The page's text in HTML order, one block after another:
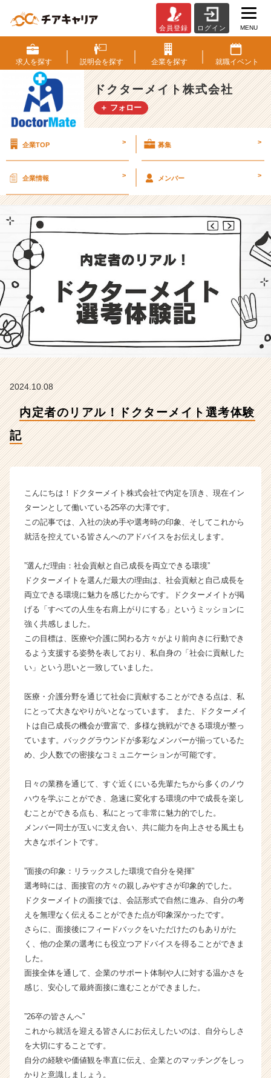
定
者
の
リ
ア
ル！
ー
ト
体
記
ク
タ
ー
の
ラ
ン】
ベ
ン
チ
ー・
成
長
企
ら
ス
カ
ト
が
届
く
就
活
イ
ト
チ
ア
キ
ア
（C
h
e
r
C
r
e
会員登録 ログイン MENU
求人を探す 説明会を探す 企業を探す 就職イベント
ドクターメイト株式会社
＋ フォロー
企業TOP > 募集 >
企業情報 > メンバー >
2024.10.08
内定者のリアル！ドクターメイト選考体験
記
こんにちは！ドクターメイト株式会社で内定を頂き、現在イン
ターンとして働いている25卒の大澤です。
この記事では、入社の決め手や選考時の印象、そしてこれから
就活を控えている皆さんへのアドバイスをお伝えします。
”選んだ理由：社会貢献と自己成長を両立できる環境”
ドクターメイトを選んだ最大の理由は、社会貢献と自己成長を
両立できる環境に魅力を感じたからです。ドクターメイトが掲
げる「すべての人生を右肩上がりにする」というミッションに
強く共感しました。
この目標は、医療や介護に関わる方々がより前向きに行動でき
るよう支援する姿勢を表しており、私自身の「社会に貢献した
い」という思いと一致していました。
医療・介護分野を通じて社会に貢献することができる点は、私
にとって大きなやりがいとなっています。 また、ドクターメイ
トは自己成長の機会が豊富で、多様な挑戦ができる環境が整っ
ています。バックグラウンドが多彩なメンバーが揃っているた
め、少人数での密接なコミュニケーションが可能です。
日々の業務を通じて、すぐ近くにいる先輩たちから多くのノウ
ハウを学ぶことができ、急速に変化する環境の中で成長を楽し
むことができる点も、私にとって非常に魅力的でした。
メンバー同士が互いに支え合い、共に能力を向上させる風土も
大きなポイントです。
”面接の印象：リラックスした環境で自分を発揮”
選考時には、面接官の方々の親しみやすさが印象的でした。
ドクターメイトの面接では、会話形式で自然に進み、自分の考
えを無理なく伝えることができた点が印象深かったです。
さらに、面接後にフィードバックをいただけたのもありがた
く、他の企業の選考にも役立つアドバイスを得ることができま
した。
面接全体を通して、企業のサポート体制や人に対する温かさを
感じ、安心して最終面接に進むことができました。
”26卒の皆さんへ”
これから就活を迎える皆さんにお伝えしたいのは、自分らしさ
を大切にすることです。
自分の経験や価値観を率直に伝え、企業とのマッチングをしっ
かりと意識しましょう。